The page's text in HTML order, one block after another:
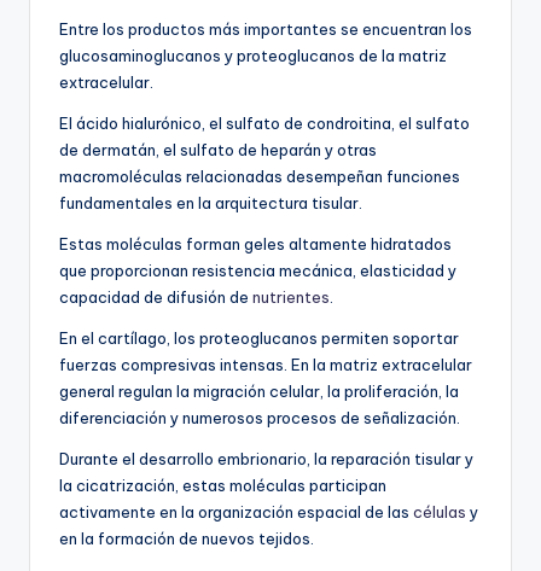
Entre los productos más importantes se encuentran los
glucosaminoglucanos y proteoglucanos de la matriz
extracelular.
El ácido hialurónico, el sulfato de condroitina, el sulfato
de dermatán, el sulfato de heparán y otras
macromoléculas relacionadas desempeñan funciones
fundamentales en la arquitectura tisular.
Estas moléculas forman geles altamente hidratados
que proporcionan resistencia mecánica, elasticidad y
capacidad de difusión de nutrientes
En el cartílago, los proteoglucanos permiten soportar
fuerzas compresivas intensas. En la matriz extracelular
general regulan la migración celular, la proliferación, la
diferenciación y numerosos procesos de señalización.
Durante el desarrollo embrionario, la reparación tisular y
la cicatrización, estas moléculas participan
activamente en la organización espacial de las células y
en la formación de nuevos tejidos.